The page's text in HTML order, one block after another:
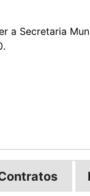
a Secretaria